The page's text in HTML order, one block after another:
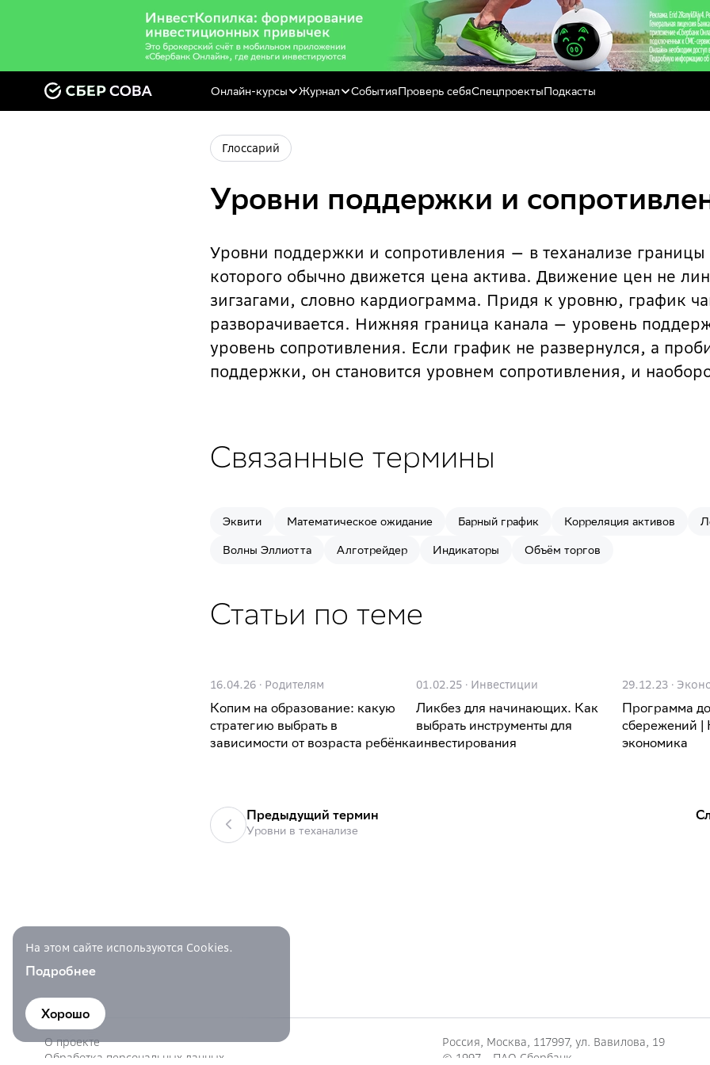
Онлайн-курсы Журнал СобытияПроверь себяСпецпроектыПодкасты
Глоссарий
Уровни поддержки и
Уровни поддержки и сопротивления — в теханализе границы
которого обычно движется цена актива. Движение цен не
зигзагами, словно кардиограмма. Придя к уровню, график
разворачивается. Нижняя граница канала — уровень
уровень сопротивления. Если график не развернулся, а
поддержки, он становится уровнем сопротивления, и
Связанные термины
Эквити Математическое ожидание Барный график Корреляция активов
Волны Эллиотта
Алготрейдер Индикаторы Объём торгов
Статьи по теме
16.04.26 · Родителям
Копим на образование: какую
стратегию выбрать в
зависимости от возраста ребёнка
01.02.25 · Инвестиции
Ликбез для начинающих. Как
выбрать инструменты для
инвестирования
29.12.23 ·
Программа
сбережений |
экономика
Предыдущий термин
Уровни в теханализе
О проекте
Обработка персональных данных
Россия, Москва, 117997, ул. Вавилова, 19
© 1997—
ПАО Сбербанк
На этом сайте используются Cookies.
Подробнее
Хорошо